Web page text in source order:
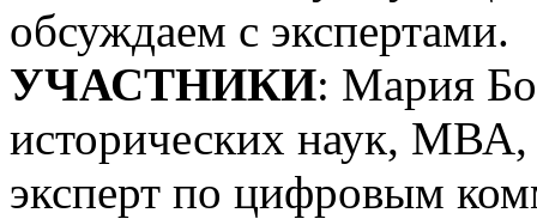
обсуждаем с экспертами.
УЧАСТНИКИ: Мария
исторических наук, МВА,
эксперт по цифровым